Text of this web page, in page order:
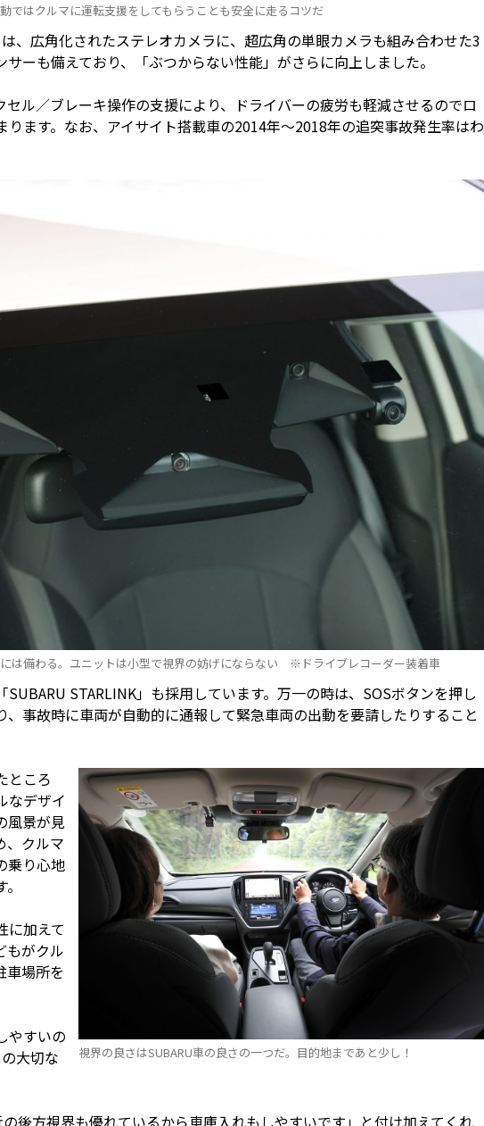
ではクルマに運転支援をしてもらうことも安全に走るコツだ
、広角化されたステレオカメラに、超広角の単眼カメラも組み合わせた3
ーも備えており、「ぶつからない性能」がさらに向上しました。
ル／ブレーキ操作の支援により、ドライバーの疲労も軽減させるのでロ
ります。なお、アイサイト搭載車の2014年〜2018年の追突事故発生率はわ
は備わる。ユニットは小型で視界の妨げにならない ※ドライブレコーダー装着車
STARLINK」も採用しています。万一の時は、SOSボタンを押し
事故時に車両が自動的に通報して緊急車両の出動を要請したりすること
視界の良さはSUBARU車の良さの一つだ。目的地まであと少し！
ところ
なデザイ
風景が見
、クルマ
乗り心地
に加えて
もがクル
車場所を
やすいの
大切な
後方視界も優れているから車庫入れもしやすいです」と付け加えてくれ